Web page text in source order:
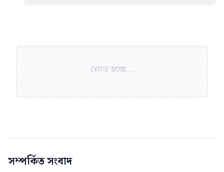
লোড হচ্ছে...
সম্পর্কিত সংবাদ